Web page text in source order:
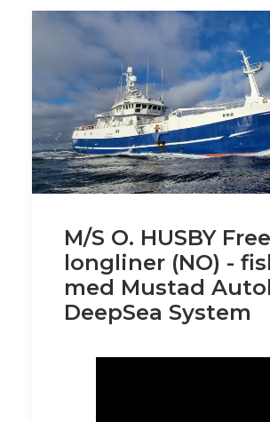
M/S O. HUSBY
longliner (NO) -
med Mustad
DeepSea System